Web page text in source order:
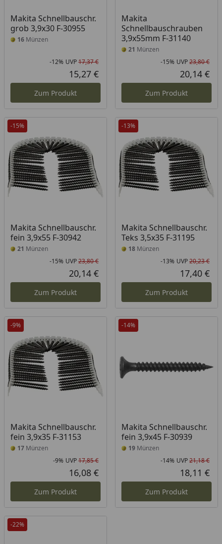
Makita Schnellbauschr.
grob 3,9x30 F-30955
16 Münzen
Rabatt in Prozent
-12%
Ursprünglicher Preis
UVP17,37 €
Aktueller Preis
15,27 €
Zum Produkt
Makita
Schnellbauschrauben
3,9x55mm F-31140
21 Münzen
-15% UVP23,80 €
20,14 €
Zum Produkt
-15%
Makita Schnellbauschr.
fein 3,9x55 F-30942
21 Münzen
Rabatt in Prozent
-15%
Ursprünglicher Preis
UVP23,80 €
Aktueller Preis
20,14 €
Zum Produkt
-13%
Makita Schnellbauschr.
Teks 3,5x35 F-31195
18Münzen
-13% UVP20,23 €
17,40 €
Zum Produkt
-9%
Makita Schnellbauschr.
fein 3,9x35 F-31153
17 Münzen
Rabatt in Prozent
-9%
Ursprünglicher Preis
UVP17,85 €
Aktueller Preis
16,08 €
Zum Produkt
-14%
Makita Schnellbauschr.
fein 3,9x45 F-30939
19Münzen
-14% UVP21,18 €
18,11 €
Zum Produkt
-22%